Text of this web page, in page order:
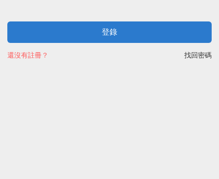
登錄
找回密碼
還沒有註冊？